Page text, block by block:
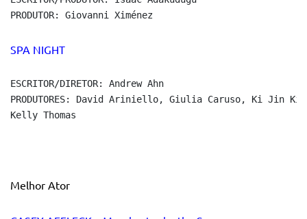
PRODUTOR: Giovanni Ximénez
SPA NIGHT
ESCRITOR/DIRETOR: Andrew Ahn
PRODUTORES: David Ariniello, Giulia Caruso, Ki Jin
Kelly Thomas
Melhor Ator